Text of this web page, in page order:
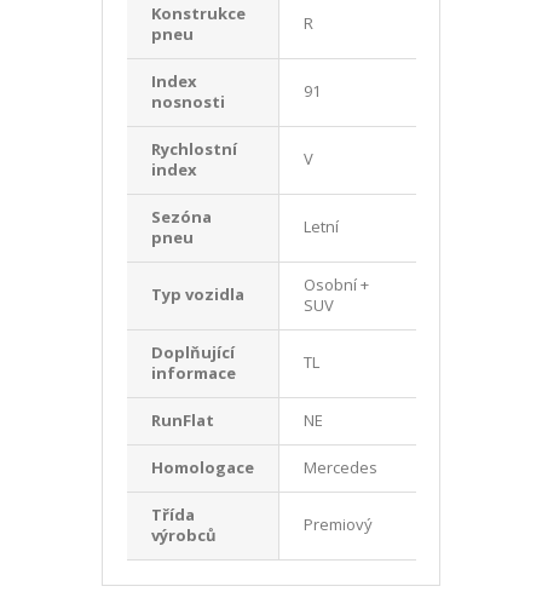
Konstrukce
pneu
R
Index
nosnosti
91
Rychlostní
index
V
Sezóna
pneu
Letní
Typ vozidla
Osobní +
SUV
Doplňující
informace
TL
RunFlat NE
Homologace Mercedes
Třída
výrobců
Premiový